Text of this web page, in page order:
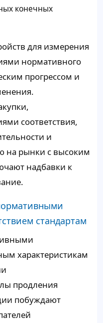
конечных
для измерения
нормативного
прогрессом и
соответствия,
и
на рынки с высоким
надбавки к
стандартам
характеристикам
продления
побуждают